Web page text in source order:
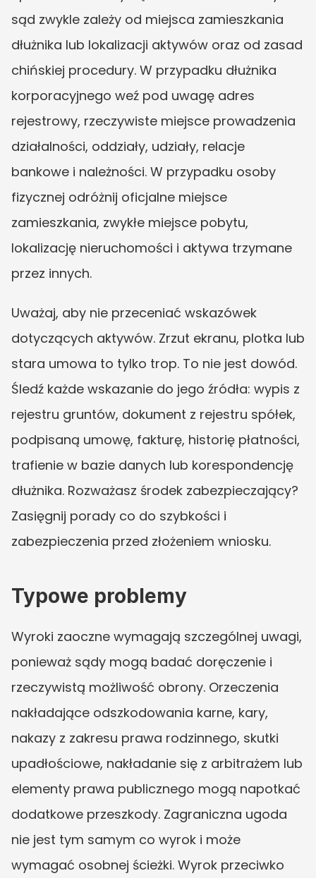
sąd zwykle zależy od miejsca zamieszkania
dłużnika lub lokalizacji aktywów oraz od zasad
chińskiej procedury. W przypadku dłużnika
korporacyjnego weź pod uwagę adres
rejestrowy, rzeczywiste miejsce prowadzenia
działalności, oddziały, udziały, relacje
bankowe i należności. W przypadku osoby
fizycznej odróżnij oficjalne miejsce
zamieszkania, zwykłe miejsce pobytu,
lokalizację nieruchomości i aktywa trzymane
przez innych.
Uważaj, aby nie przeceniać wskazówek
dotyczących aktywów. Zrzut ekranu, plotka lub
stara umowa to tylko trop. To nie jest dowód.
Śledź każde wskazanie do jego źródła: wypis z
rejestru gruntów, dokument z rejestru spółek,
podpisaną umowę, fakturę, historię płatności,
trafienie w bazie danych lub korespondencję
dłużnika. Rozważasz środek zabezpieczający?
Zasięgnij porady co do szybkości i
zabezpieczenia przed złożeniem wniosku.
Typowe problemy
Wyroki zaoczne wymagają szczególnej uwagi,
ponieważ sądy mogą badać doręczenie i
rzeczywistą możliwość obrony. Orzeczenia
nakładające odszkodowania karne, kary,
nakazy z zakresu prawa rodzinnego, skutki
upadłościowe, nakładanie się z arbitrażem lub
elementy prawa publicznego mogą napotkać
dodatkowe przeszkody. Zagraniczna ugoda
nie jest tym samym co wyrok i może
wymagać osobnej ścieżki. Wyrok przeciwko